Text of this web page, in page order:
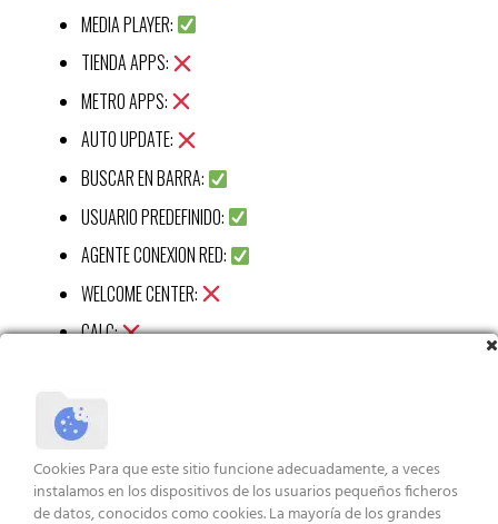
MEDIA PLAYER:
TIENDA APPS:
METRO APPS:
AUTO UPDATE:
BUSCAR EN BARRA:
USUARIO PREDEFINIDO:
AGENTE CONEXION RED:
WELCOME CENTER:
CALC:
STICKY APP:
VISUALIZ WIN 7:
XBOX APP:
Cookies Para que este sitio funcione adecuadamente, a veces
instalamos en los dispositivos de los usuarios pequeños ficheros
de datos, conocidos como cookies. La mayoría de los grandes